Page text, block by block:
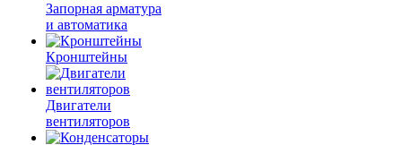
Запорная арматура
и автоматика
Кронштейны
Двигатели
вентиляторов